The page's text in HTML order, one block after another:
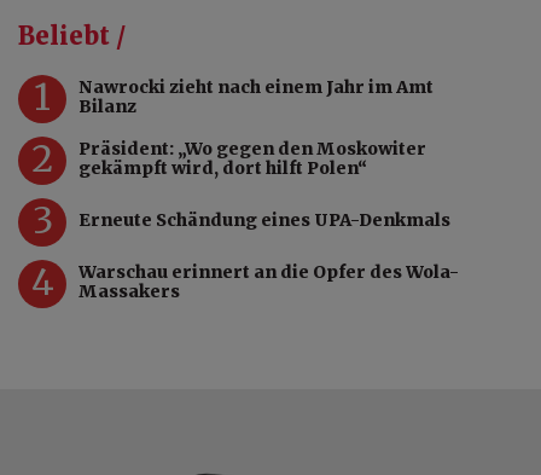
Beliebt /
1
Nawrocki zieht nach einem Jahr im Amt
Bilanz
2
Präsident: „Wo gegen den Moskowiter
gekämpft wird, dort hilft Polen“
3 Erneute Schändung eines UPA-Denkmals
4
Warschau erinnert an die Opfer des Wola-
Massakers